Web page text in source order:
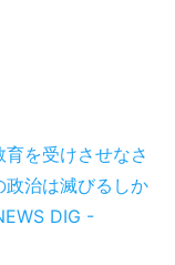
を受けさせなさ
政治は滅びるしか
DIG -